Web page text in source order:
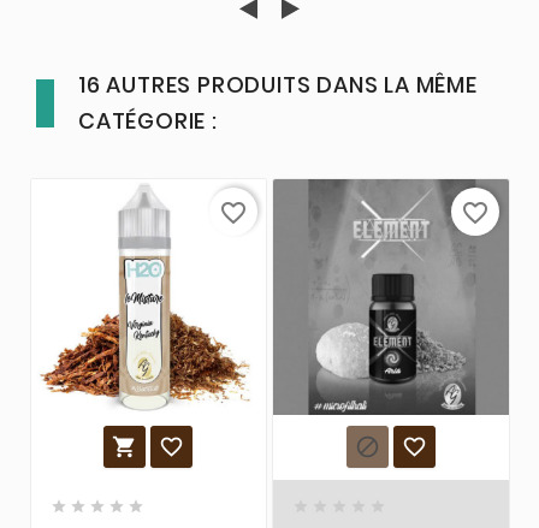
16 AUTRES PRODUITS DANS LA MÊME
CATÉGORIE :
 
    
favorite_border
 
favorite_border